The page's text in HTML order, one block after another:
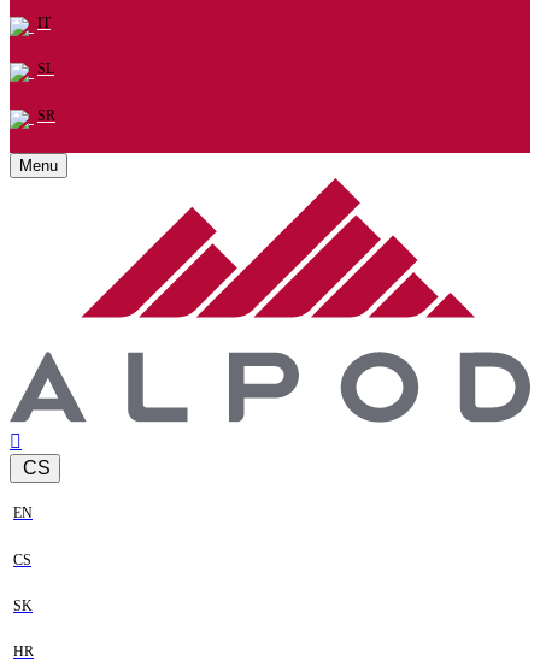
IT
SL
SR
Menu
CS
EN
CS
SK
HR